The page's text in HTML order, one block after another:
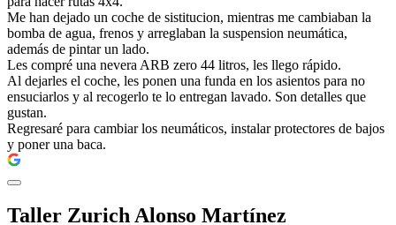
Me han dejado un coche de sistitucion, mientras me cambiaban la
bomba de agua, frenos y arreglaban la suspension neumática,
además de pintar un lado.
Les compré una nevera ARB zero 44 litros, les llego rápido.
Al dejarles el coche, les ponen una funda en los asientos para no
ensuciarlos y al recogerlo te lo entregan lavado. Son detalles que
gustan.
Regresaré para cambiar los neumáticos, instalar protectores de bajos
y poner una baca.
Taller Zurich Alonso Martínez